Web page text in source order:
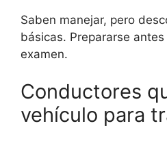
Saben manejar, pero
básicas. Prepararse
examen.
Conductores
vehículo para